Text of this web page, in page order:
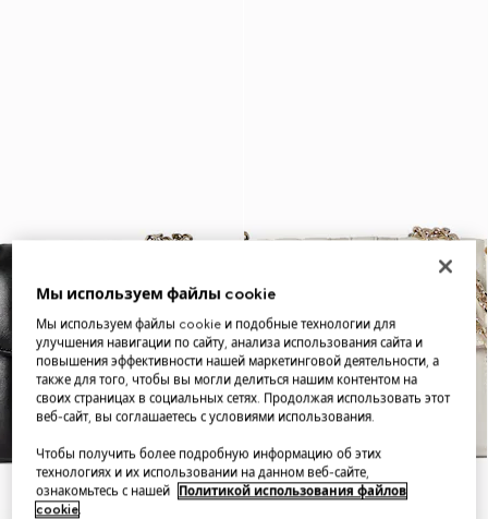
Мы используем файлы cookie
Мы используем файлы cookie и подобные технологии для
улучшения навигации по сайту, анализа использования сайта и
повышения эффективности нашей маркетинговой деятельности, а
также для того, чтобы вы могли делиться нашим контентом на
своих страницах в социальных сетях. Продолжая использовать этот
веб-сайт, вы соглашаетесь с условиями использования.
Чтобы получить более подробную информацию об этих
технологиях и их использовании на данном веб-сайте,
ознакомьтесь с нашей
Политикой использования файлов
cookie.